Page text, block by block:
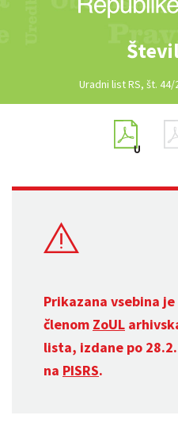
Uradni list RS, št. 44/
Prikazana vsebina
členom ZoUL
lista, izdane po
na PISRS.